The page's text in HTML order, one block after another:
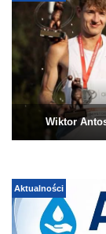
Wiktor
Aktualności